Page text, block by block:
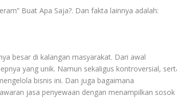
Buat Apa Saja?. Dan fakta lainnya adalah:
besar di kalangan masyarakat. Dari awal
yang unik. Namun sekaligus kontroversial,
bisnis ini. Dan juga bagaimana
jasa penyewaan dengan menampilkan sosok